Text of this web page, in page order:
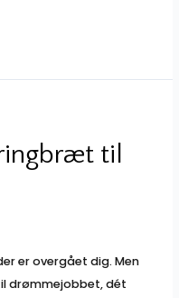
til
er overgået dig. Men
drømmejobbet, dét